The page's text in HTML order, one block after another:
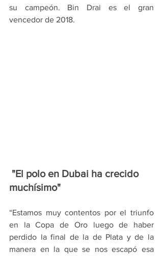
su campeón. Bin Drai es el gran
vencedor de 2018.
muchísimo"
“Estamos muy contentos por el triunfo
en la Copa de Oro luego de haber
perdido la final de la de Plata y de la
manera en la que se nos escapó esa